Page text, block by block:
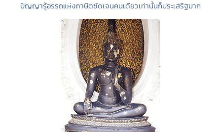
ปัญญารู้อรรถแห่งภาษิตชัดเจนคนเดียวเท่านั้นก็ประเสริฐมาก